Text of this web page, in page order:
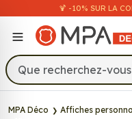
🍹 -10% SUR LA
MPA Déco
Affiches